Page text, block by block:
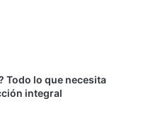
Todo lo que necesita
integral